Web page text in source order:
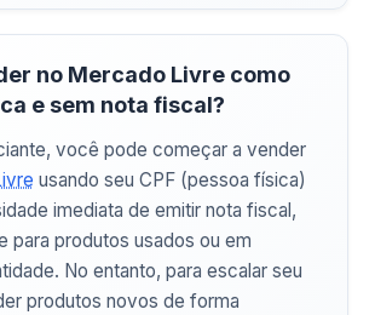
no Mercado Livre como
e sem nota fiscal?
você pode começar a vender
usando seu CPF (pessoa física)
imediata de emitir nota fiscal,
para produtos usados ou em
No entanto, para escalar seu
produtos novos de forma